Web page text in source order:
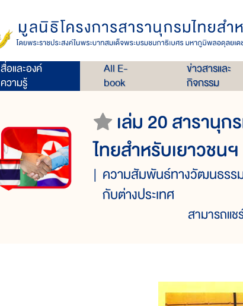
สื่อและองค์
ความรู้
All E-
book
ข่าวสารและ
กิจกรรม
เล่ม 20 สารานุก
ไทยสำหรับเยาวชนฯ
ความสัมพันธ์ทางวัฒนธรร
กับต่างประเทศ
สามารถแช